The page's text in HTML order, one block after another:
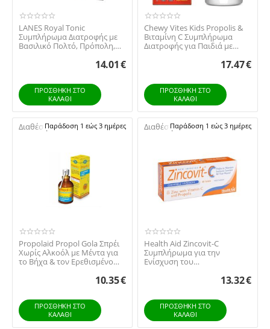
LANES Royal Tonic
Συμπλήρωμα Διατροφής με
Βασιλικό Πολτό, Πρόπολη,
14.01€
ΠΡΟΣΘΉΚΗ ΣΤΟ
ΚΑΛΆΘΙ
Chewy Vites Kids Propolis &
Βιταμίνη C Συμπλήρωμα
Διατροφής για Παιδιά με
17.47€
ΠΡΟΣΘΉΚΗ ΣΤΟ
ΚΑΛΆΘΙ
Διαθέσιμο:Παράδοση 1 εώς 3 ημέρες
Propolaid Propol Gola Σπρέι
Χωρίς Αλκοόλ με Μέντα για
το Βήχα & τον Ερεθισμένο
10.35€
ΠΡΟΣΘΉΚΗ ΣΤΟ
ΚΑΛΆΘΙ
Διαθέσιμο:Παράδοση 1 εώς 3 ημέρες
Health Aid Zincovit-C
Συμπλήρωμα για την
Ενίσχυση του
13.32€
ΠΡΟΣΘΉΚΗ ΣΤΟ
ΚΑΛΆΘΙ